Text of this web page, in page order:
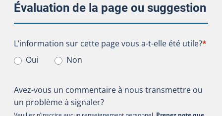
Évaluation de la page ou suggestion
L’information sur cette page vous a-t-elle été utile?
L’information sur cette page vous a-t-elle été utile?*
Oui
Non
Avez-vous un commentaire à nous transmettre ou
un problème à signaler?